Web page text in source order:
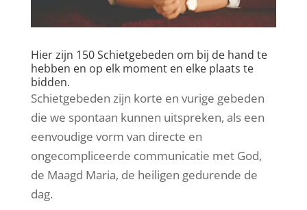
Hier zijn 150 Schietgebeden om bij de hand te
hebben en op elk moment en elke plaats te
bidden.
Schietgebeden zijn korte en vurige gebeden
die we spontaan kunnen uitspreken, als een
eenvoudige vorm van directe en
ongecompliceerde communicatie met God,
de Maagd Maria, de heiligen gedurende de
dag.